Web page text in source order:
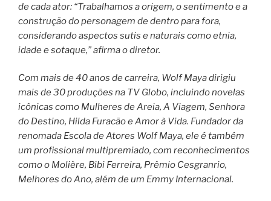
de cada ator: “Trabalhamos a origem, o sentimento e a
construção do personagem de dentro para fora,
considerando aspectos sutis e naturais como etnia,
idade e sotaque,” afirma o diretor.
Com mais de 40 anos de carreira, Wolf Maya dirigiu
mais de 30 produções na TV Globo, incluindo novelas
icônicas como Mulheres de Areia, A Viagem, Senhora
do Destino, Hilda Furacão e Amor à Vida. Fundador da
renomada Escola de Atores Wolf Maya, ele é também
um profissional multipremiado, com reconhecimentos
como o Molière, Bibi Ferreira, Prêmio Cesgranrio,
Melhores do Ano, além de um Emmy Internacional.